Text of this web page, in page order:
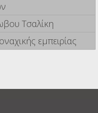
Τσαλίκη
εμπειρίας